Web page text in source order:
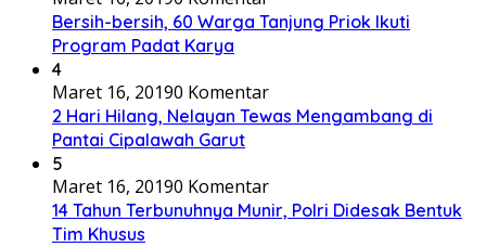
Bersih-bersih, 60 Warga Tanjung Priok Ikuti
Program Padat Karya
4
Maret 16, 20190 Komentar
2 Hari Hilang, Nelayan Tewas Mengambang di
Pantai Cipalawah Garut
5
Maret 16, 20190 Komentar
14 Tahun Terbunuhnya Munir, Polri Didesak Bentuk
Tim Khusus